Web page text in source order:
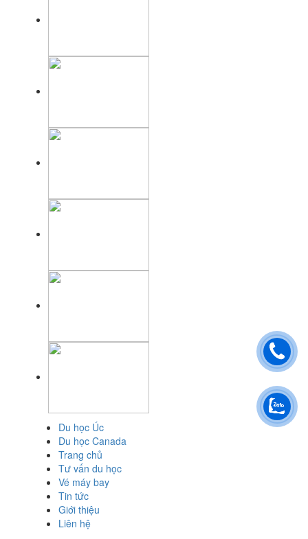
Du học Úc
Du học Canada
Trang chủ
Tư vấn du học
Vé máy bay
Tin tức
Giới thiệu
Liên hệ